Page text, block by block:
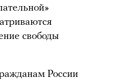
свободы
России